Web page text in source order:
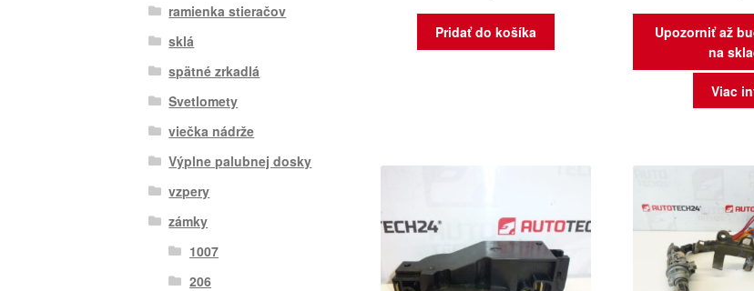
Pridať do košíka
Upozorniť až
na
Viac
ramienka stieračov
sklá
spätné zrkadlá
Svetlomety
viečka nádrže
Výplne palubnej dosky
vzpery
zámky
1007
206